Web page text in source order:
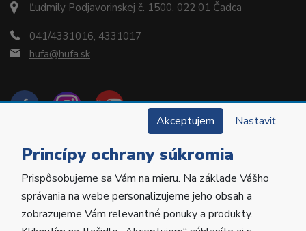
Ľudmily Podjavorinskej č. 1500, 022 01 Čadca
041/4331016, 4331017
hufa@hufa.sk
Copyright © 2022 Hu-Fa Dental a.s. Všetky práva
vyhradené.
Akceptujem Nastaviť
Princípy ochrany súkromia
Prispôsobujeme sa Vám na mieru. Na základe Vášho
správania na webe personalizujeme jeho obsah a
zobrazujeme Vám relevantné ponuky a produkty.